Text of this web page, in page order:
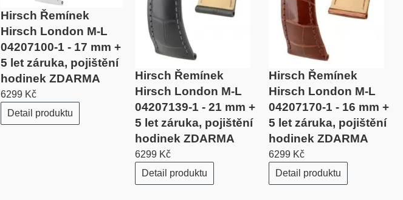
Hirsch Řemínek
Hirsch London M-L
04207100-1 - 17 mm +
5 let záruka, pojištění
hodinek ZDARMA
6299 Kč
Detail produktu
Hirsch Řemínek
Hirsch London M-L
04207139-1 - 21 mm +
5 let záruka, pojištění
hodinek ZDARMA
6299 Kč
Detail produktu
Hirsch Řemínek
Hirsch London M-L
04207170-1 - 16 mm +
5 let záruka, pojištění
hodinek ZDARMA
6299 Kč
Detail produktu